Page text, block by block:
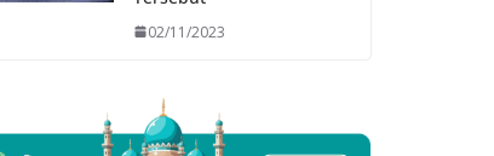
02/11/2023